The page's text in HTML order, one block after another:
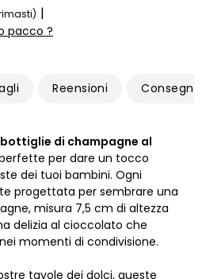
|
pacco ?
Reensioni Consegna
bottiglie di champagne al
per dare un tocco
dei tuoi bambini. Ogni
progettata per sembrare una
misura 7,5 cm di altezza
delizia al cioccolato che
momenti di condivisione.
tavole dei dolci, queste